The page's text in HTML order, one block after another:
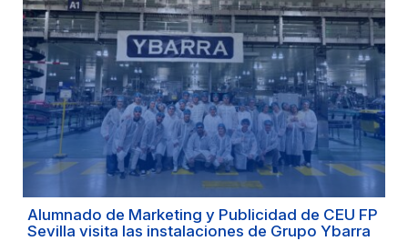
Alumnado de Marketing y Publicidad de CEU FP
Sevilla visita las instalaciones de Grupo Ybarra